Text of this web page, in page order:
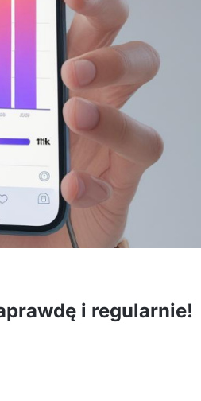
i regularnie!